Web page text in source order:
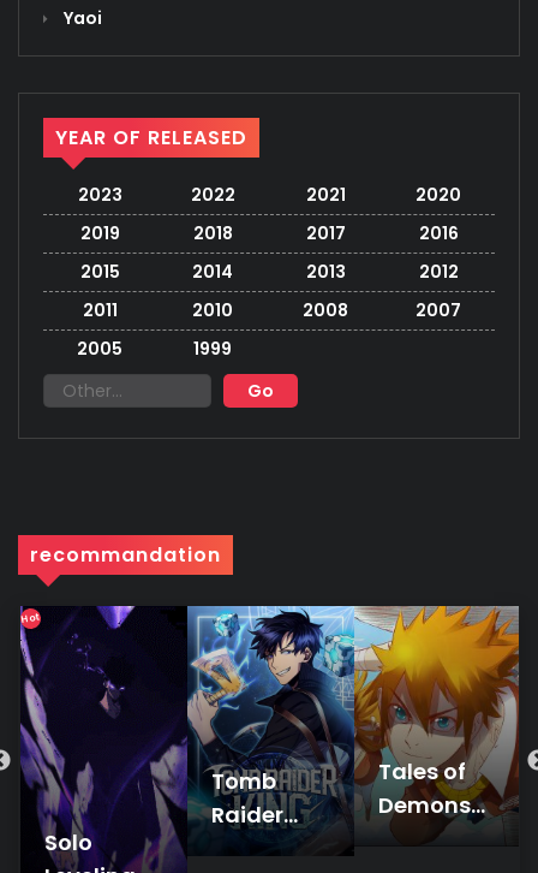
Yaoi
YEAR OF RELEASED
2023 2022 2021
2020
2019
2018 2017
2016
2015
2014 2013
2012
2011
2010 2008
2007
2005
1999
recommandation
Hot
Solo
Tomb
Raider
King
Tales of
Demons
and Gods